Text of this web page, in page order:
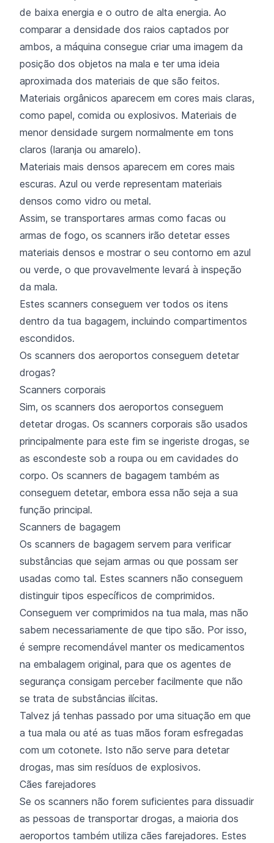
de baixa energia e o outro de alta energia. Ao
comparar a densidade dos raios captados por
ambos, a máquina consegue criar uma imagem da
posição dos objetos na mala e ter uma ideia
aproximada dos materiais de que são feitos.
Materiais orgânicos aparecem em cores mais claras,
como papel, comida ou explosivos. Materiais de
menor densidade surgem normalmente em tons
claros (laranja ou amarelo).
Materiais mais densos aparecem em cores mais
escuras. Azul ou verde representam materiais
densos como vidro ou metal.
Assim, se transportares armas como facas ou
armas de fogo, os scanners irão detetar esses
materiais densos e mostrar o seu contorno em azul
ou verde, o que provavelmente levará à inspeção
da mala.
Estes scanners conseguem ver todos os itens
dentro da tua bagagem, incluindo compartimentos
escondidos.
Os scanners dos aeroportos conseguem detetar
drogas?
Scanners corporais
Sim, os scanners dos aeroportos conseguem
detetar drogas. Os scanners corporais são usados
principalmente para este fim se ingeriste drogas, se
as escondeste sob a roupa ou em cavidades do
corpo. Os scanners de bagagem também as
conseguem detetar, embora essa não seja a sua
função principal.
Scanners de bagagem
Os scanners de bagagem servem para verificar
substâncias que sejam armas ou que possam ser
usadas como tal. Estes scanners não conseguem
distinguir tipos específicos de comprimidos.
Conseguem ver comprimidos na tua mala, mas não
sabem necessariamente de que tipo são. Por isso,
é sempre recomendável manter os medicamentos
na embalagem original, para que os agentes de
segurança consigam perceber facilmente que não
se trata de substâncias ilícitas.
Talvez já tenhas passado por uma situação em que
a tua mala ou até as tuas mãos foram esfregadas
com um cotonete. Isto não serve para detetar
drogas, mas sim resíduos de explosivos.
Cães farejadores
Se os scanners não forem suficientes para dissuadir
as pessoas de transportar drogas, a maioria dos
aeroportos também utiliza cães farejadores. Estes